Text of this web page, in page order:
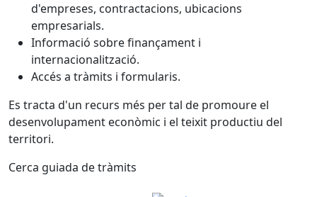
d'empreses, contractacions, ubicacions
empresarials.
Informació sobre finançament i
internacionalització.
Accés a tràmits i formularis.
Es tracta d'un recurs més per tal de promoure el
desenvolupament econòmic i el teixit productiu del
territori.
Cerca guiada de tràmits